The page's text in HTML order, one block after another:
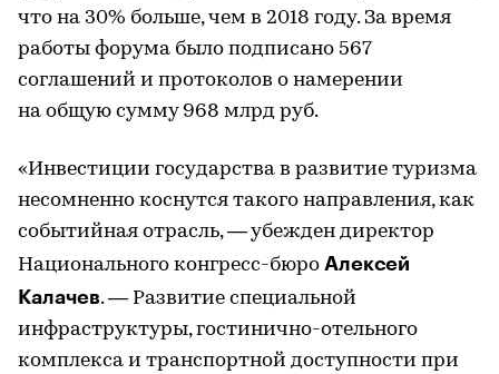
что на 30% больше, чем в 2018 году. За время
работы форума было подписано 567
соглашений и протоколов о намерении
на общую сумму 968 млрд руб.
«Инвестиции государства в развитие туризма
несомненно коснутся такого направления, как
событийная отрасль, — убежден директор
Национального конгресс-бюро Алексей
Калачев. — Развитие специальной
инфраструктуры, гостинично-отельного
комплекса и транспортной доступности при